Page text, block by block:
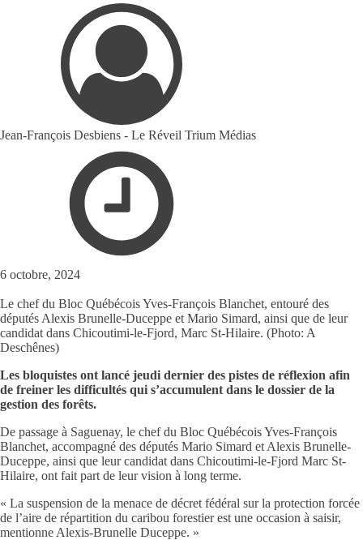
Jean-François Desbiens - Le Réveil Trium Médias
6 octobre, 2024
Le chef du Bloc Québécois Yves-François Blanchet, entouré des
députés Alexis Brunelle-Duceppe et Mario Simard, ainsi que de leur
candidat dans Chicoutimi-le-Fjord, Marc St-Hilaire. (Photo: A
Deschênes)
Les bloquistes ont lancé jeudi dernier des pistes de réflexion afin
de freiner les difficultés qui s’accumulent dans le dossier de la
gestion des forêts.
De passage à Saguenay, le chef du Bloc Québécois Yves-François
Blanchet, accompagné des députés Mario Simard et Alexis Brunelle-
Duceppe, ainsi que leur candidat dans Chicoutimi-le-Fjord Marc St-
Hilaire, ont fait part de leur vision à long terme.
« La suspension de la menace de décret fédéral sur la protection forcée
de l’aire de répartition du caribou forestier est une occasion à saisir,
mentionne Alexis-Brunelle Duceppe. »